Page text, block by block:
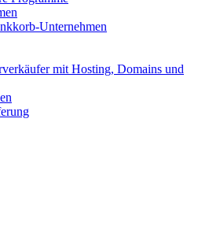
Unternehmen
mit Hosting, Domains und